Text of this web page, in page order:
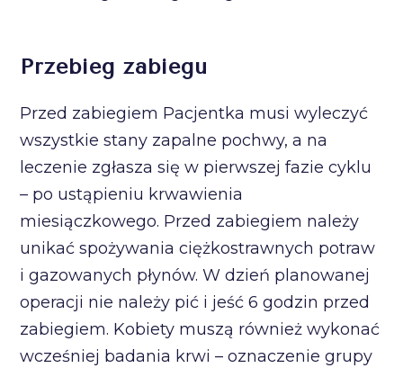
Przebieg zabiegu
Przed zabiegiem Pacjentka musi wyleczyć
wszystkie stany zapalne pochwy, a na
leczenie zgłasza się w pierwszej fazie cyklu
– po ustąpieniu krwawienia
miesiączkowego. Przed zabiegiem należy
unikać spożywania ciężkostrawnych potraw
i gazowanych płynów. W dzień planowanej
operacji nie należy pić i jeść 6 godzin przed
zabiegiem. Kobiety muszą również wykonać
wcześniej badania krwi – oznaczenie grupy